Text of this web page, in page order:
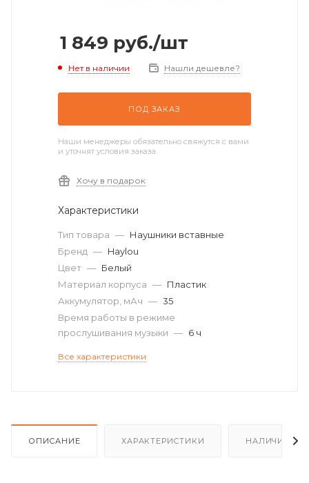
1 849 руб./шт
Нет в наличии Нашли дешевле?
ПОД ЗАКАЗ
Наши менеджеры обязательно свяжутся с вами
и уточнят условия заказа
Хочу в подарок
Характеристики
Тип товара — Наушники вставные
Бренд — Haylou
Цвет — Белый
Материал корпуса — Пластик
Аккумулятор, мАч — 35
Время работы в режиме
прослушивания музыки — 6 ч
Все характеристики
ОПИСАНИЕ ХАРАКТЕРИСТИКИ НАЛИЧИЕ